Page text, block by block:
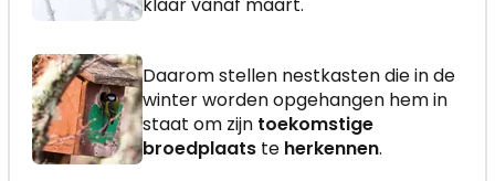
klaar vanaf maart.
Daarom stellen nestkasten die in de
winter worden opgehangen hem in
staat om zijn toekomstige
broedplaats te herkennen.